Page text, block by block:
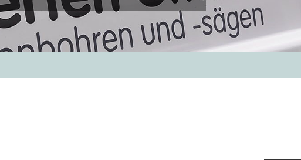
Fugenschneiden
Industrieabbruch